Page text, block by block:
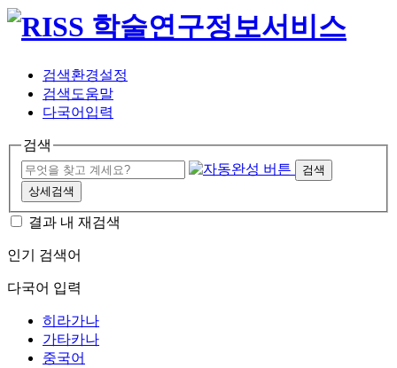
검색환경설정
검색도움말
다국어입력
검색
검색
상세검색
결과 내 재검색
인기 검색어
다국어 입력
히라가나
가타카나
중국어